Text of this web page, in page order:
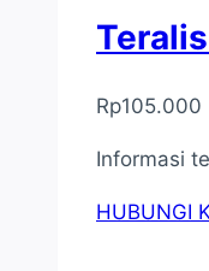
Rp105.000
Informasi
HUBUNGI